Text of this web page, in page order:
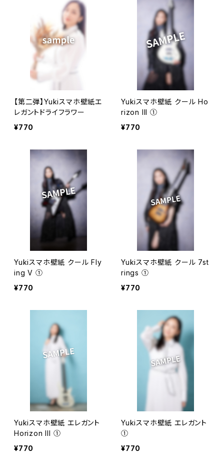
【第二弾】Yukiスマホ壁紙エ
レガントドライフラワー
¥770
Yukiスマホ壁紙 クール Ho
rizon III ①
¥770
Yukiスマホ壁紙 クール Fly
ing V ①
¥770
Yukiスマホ壁紙 クール 7st
rings ①
¥770
Yukiスマホ壁紙 エレガント
Horizon III ①
¥770
Yukiスマホ壁紙 エレガント
①
¥770